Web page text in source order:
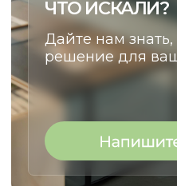
ОСТАВЬТЕ
РАССКАЖИТЕ, ЧТО
И МЫ ПРЕДЛОЖИМ
РЕШЕНИЕ